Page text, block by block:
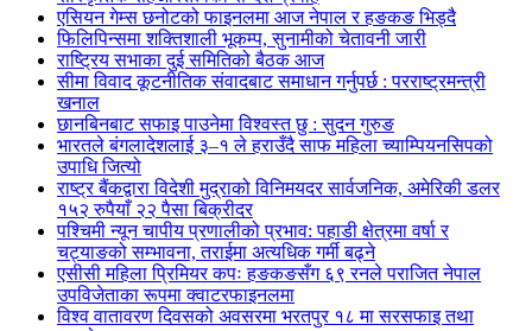
एसियन गेम्स छनोटको फाइनलमा आज नेपाल र हङकङ भिड्दै
फिलिपिन्समा शक्तिशाली भूकम्प, सुनामीको चेतावनी जारी
राष्ट्रिय सभाका दुई समितिको बैठक आज
सीमा विवाद कूटनीतिक संवादबाट समाधान गर्नुपर्छ : परराष्ट्रमन्त्री
खनाल
छानबिनबाट सफाइ पाउनेमा विश्वस्त छु : सुदन गुरुङ
भारतले बंगलादेशलाई ३–१ ले हराउँदै साफ महिला च्याम्पियनसिपको
उपाधि जित्यो
राष्ट्र बैंकद्वारा विदेशी मुद्राको विनिमयदर सार्वजनिक, अमेरिकी डलर
१५२ रुपैयाँ २२ पैसा बिक्रीदर
पश्चिमी न्यून चापीय प्रणालीको प्रभाव: पहाडी क्षेत्रमा वर्षा र
चट्याङको सम्भावना, तराईमा अत्यधिक गर्मी बढ्ने
एसीसी महिला प्रिमियर कपः हङकङसँग ६९ रनले पराजित नेपाल
उपविजेताका रूपमा क्वाटरफाइनलमा
विश्व वातावरण दिवसको अवसरमा भरतपुर १८ मा सरसफाइ तथा